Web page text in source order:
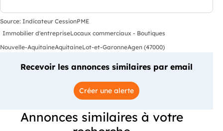
Source: Indicateur CessionPME
Immobilier d'entrepriseLocaux commerciaux - Boutiques
Nouvelle-AquitaineAquitaineLot-et-GaronneAgen (47000)
Recevoir les annonces similaires par email
Créer une alerte
Annonces similaires à votre